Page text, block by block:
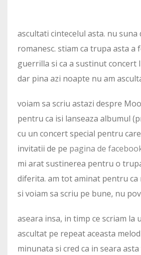
ascultati cintecelul asta. nu suna
romanesc. stiam ca trupa asta a
guerrilla si ca a sustinut concert
dar pina azi noapte nu am
voiam sa scriu astazi despre
pentru ca isi lanseaza albumul
cu un concert special pentru
invitatii de pe pagina de
mi arat sustinerea pentru o
diferita. am tot aminat pentru ca
si voiam sa scriu pe bune, nu
aseara insa, in timp ce scriam la
ascultat pe repeat aceasta
minunata si cred ca in seara